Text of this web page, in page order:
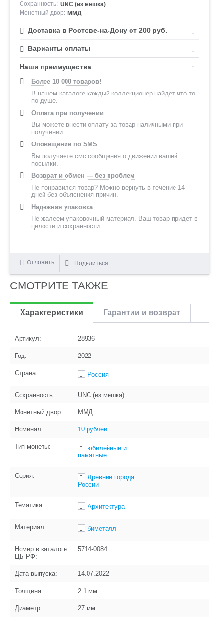
Сохранность: UNC (из мешка)
Монетный двор: ММД
Доставка в Ростове-на-Дону от 200 руб.
Варианты оплаты
Наши преимущества
Более 10 000 товаров!
В нашем каталоге каждый коллекционер найдет что-то
по душе.
Оплата при получении
Вы можете внести оплату за товар наличными при
получении.
Оповещение по SMS
Вы получаете смс сообщения о движении вашей
посылки.
Возврат и обмен — без проблем
Не понравился товар? Можно вернуть в течение 14
дней без объяснения причин.
Надежная упаковка
Не жалеем упаковочный материал. Ваш товар придет в
целости и сохранности.
Отложить Поделиться
СМОТРИТЕ ТАКЖЕ
Характеристики Гарантии и возврат
Артикул: 28936
Год: 2022
Страна: Россия
Сохранность: UNC (из мешка)
Монетный двор: ММД
Номинал: 10 рублей
Тип монеты:
юбилейные и
памятные
Серия:
Древние города
России
Тематика: Архитектура
Материал: биметалл
Номер в каталоге
ЦБ РФ:
5714-0084
Дата выпуска: 14.07.2022
Толщина: 2.1 мм.
Диаметр: 27 мм.